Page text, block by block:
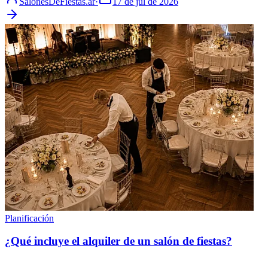
Planificación
¿Qué incluye el alquiler de un salón de fiestas?